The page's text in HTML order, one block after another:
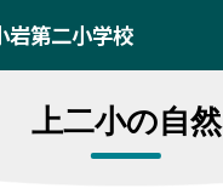
岩第二小学校
上二小の自然